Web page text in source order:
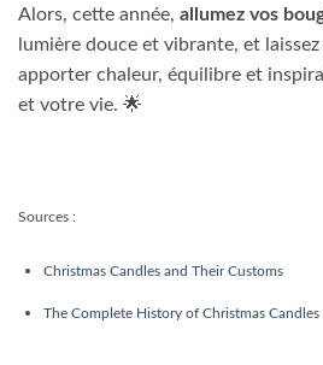
Alors, cette année, allumez vos
lumière douce et vibrante, et
apporter chaleur, équilibre et
et votre vie. 🌟
Sources :
Christmas Candles and Their Customs
The Complete History of Christmas Candles